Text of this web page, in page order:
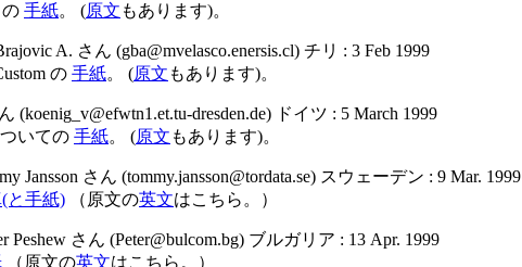
の 手紙。 (原文 もあります)。
A. さん (gba@mvelasco.enersis.cl) チリ : 3 Feb 1999
の 手紙。 (原文 もあります)。
(koenig_v@efwtn1.et.tu-dresden.de) ドイツ : 5 March 1999
いての 手紙。 (原文 もあります)。
Jansson さん (tommy.jansson@tordata.se) スウェーデン : 9 Mar. 1999
と手紙) （原文の英文はこちら。）
Peshew さん (Peter@bulcom.bg) ブルガリア : 13 Apr. 1999
（原文の英文はこちら。）